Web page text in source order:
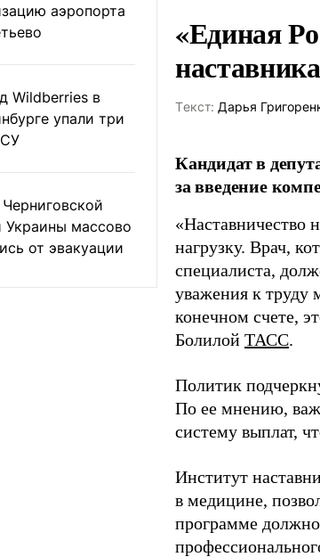
аэропорта
Wildberries в
упали три
Украины массово
от эвакуации
«Единая
Tекст: Дарья
Кандидат в
за введение
«Наставничество
нагрузку. Врач,
специалиста,
уважения к труду
конечном счете,
Болилой ТАСС.
Политик
По ее мнению,
систему выплат,
Институт
в медицине,
программе